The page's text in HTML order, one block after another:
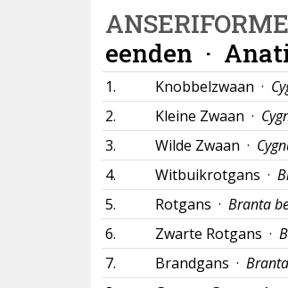
eenden ·
1. Knobbelzwaan ·
2.
Kleine Zwaan ·
3.
Wilde Zwaan ·
4.
Witbuikrotgans ·
5.
Rotgans · Branta
6.
Zwarte Rotgans ·
7.
Brandgans ·